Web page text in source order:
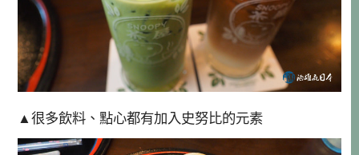
▲很多飲料、點心都有加入史努比的元素